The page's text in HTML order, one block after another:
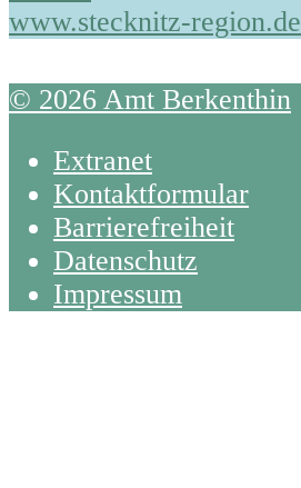
www.stecknitz-region.de
© 2026 Amt Berkenthin
Extranet
Kontaktformular
Barrierefreiheit
Datenschutz
Impressum